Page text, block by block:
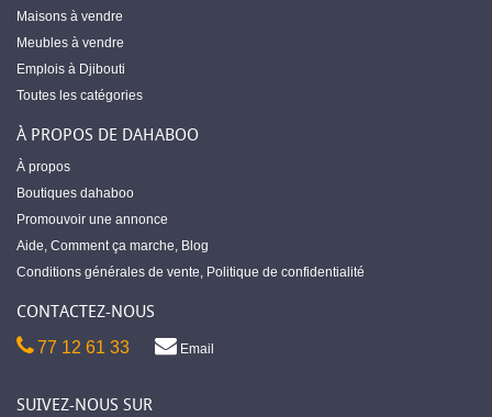
Maisons à vendre
Meubles à vendre
Emplois à Djibouti
Toutes les catégories
À PROPOS DE DAHABOO
À propos
Boutiques dahaboo
Promouvoir une annonce
Aide, Comment ça marche, Blog
Conditions générales de vente, Politique de confidentialité
CONTACTEZ-NOUS
77 12 61 33 Email
SUIVEZ-NOUS SUR